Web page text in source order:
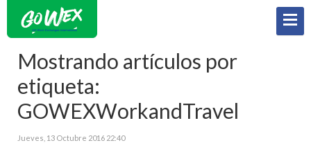
Mostrando artículos por
etiqueta:
GOWEXWorkandTravel
Jueves, 13 Octubre 2016 22:40